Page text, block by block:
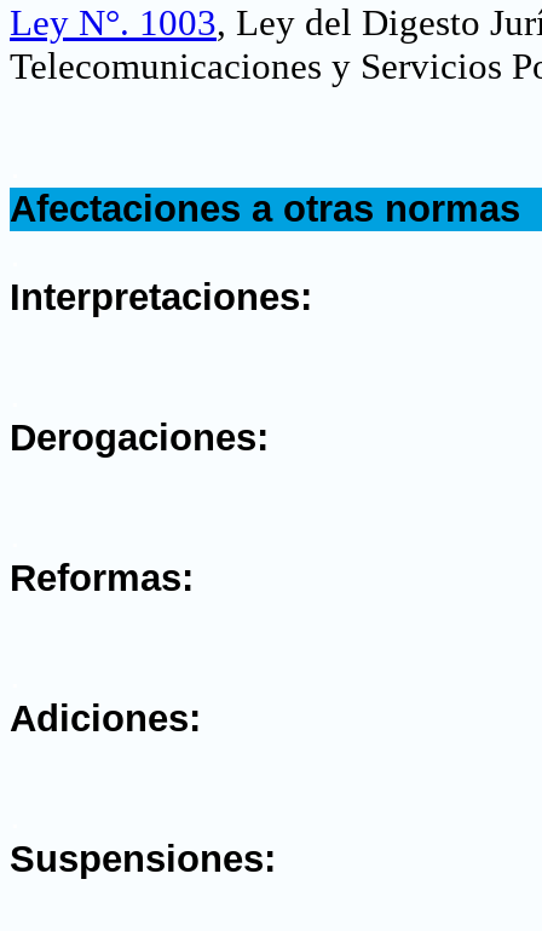
Ley N°. 1003, Ley del Digesto
Telecomunicaciones y Servicios
Afectaciones a otras normas
Interpretaciones:
Derogaciones:
Reformas:
Adiciones:
Suspensiones: